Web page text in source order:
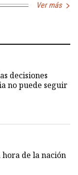
Ver más
decisiones
no puede seguir
de la nación